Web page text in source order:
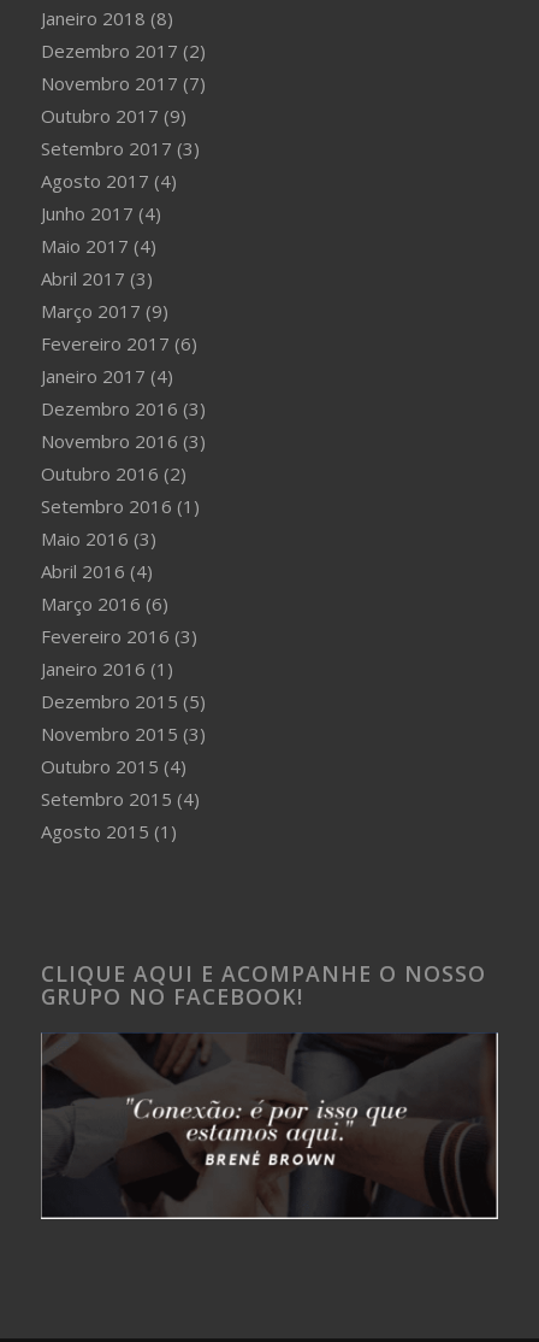
Janeiro 2018 (8)
Dezembro 2017 (2)
Novembro 2017 (7)
Outubro 2017 (9)
Setembro 2017 (3)
Agosto 2017 (4)
Junho 2017 (4)
Maio 2017 (4)
Abril 2017 (3)
Março 2017 (9)
Fevereiro 2017 (6)
Janeiro 2017 (4)
Dezembro 2016 (3)
Novembro 2016 (3)
Outubro 2016 (2)
Setembro 2016 (1)
Maio 2016 (3)
Abril 2016 (4)
Março 2016 (6)
Fevereiro 2016 (3)
Janeiro 2016 (1)
Dezembro 2015 (5)
Novembro 2015 (3)
Outubro 2015 (4)
Setembro 2015 (4)
Agosto 2015 (1)
CLIQUE AQUI E ACOMPANHE O NOSSO
GRUPO NO FACEBOOK!